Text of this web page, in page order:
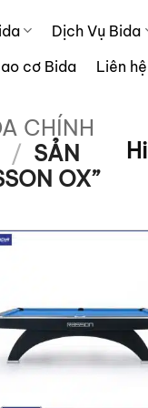
Dịch Vụ Bida
cơ Bida Liên hệ
CHÍNH
/ SẢN
OX”